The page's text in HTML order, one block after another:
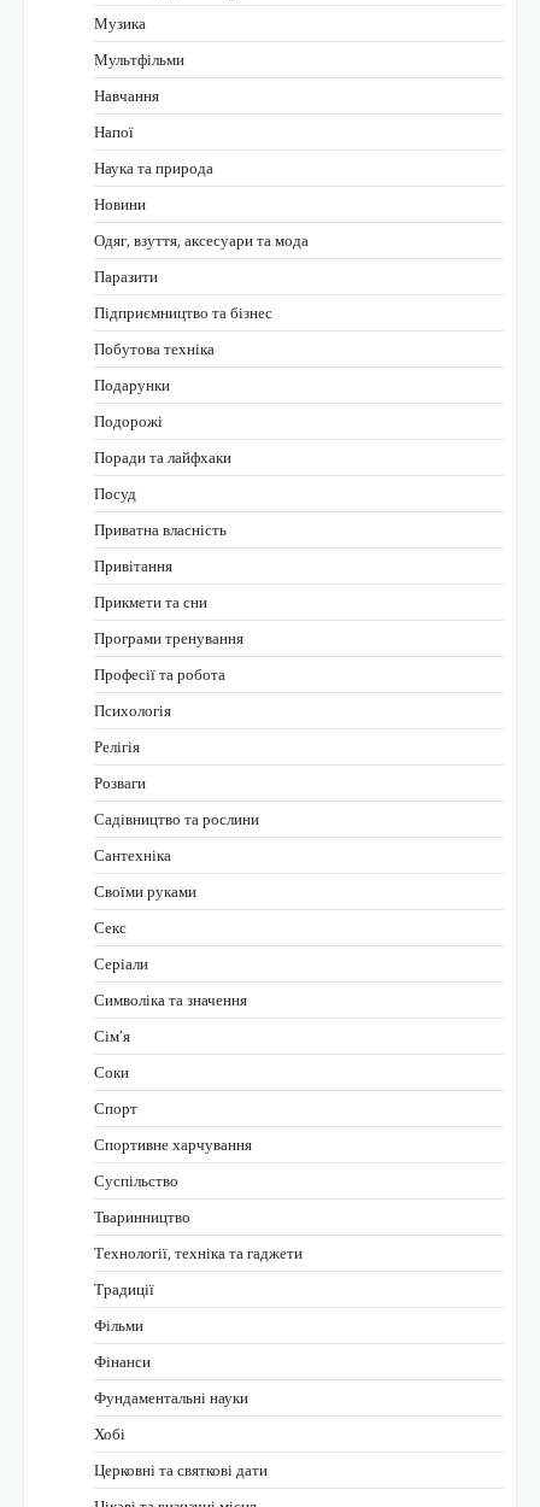
Музика
Мультфільми
Навчання
Напої
Наука та природа
Новини
Одяг, взуття, аксесуари та мода
Паразити
Підприємництво та бізнес
Побутова техніка
Подарунки
Подорожі
Поради та лайфхаки
Посуд
Приватна власність
Привітання
Прикмети та сни
Програми тренування
Професії та робота
Психологія
Релігія
Розваги
Садівництво та рослини
Сантехніка
Своїми руками
Секс
Серіали
Символіка та значення
Сім’я
Соки
Спорт
Спортивне харчування
Суспільство
Тваринництво
Технології, техніка та гаджети
Традиції
Фільми
Фінанси
Фундаментальні науки
Хобі
Церковні та святкові дати